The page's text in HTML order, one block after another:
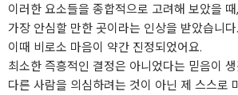
이러한 요소들을 종합적으로 고려해 보았을 때
가장 안심할 만한 곳이라는 인상을 받았습니다.
이때 비로소 마음이 약간 진정되었어요.
최소한 즉흥적인 결정은 아니었다는 믿음이
다른 사람을 의심하려는 것이 아닌 제 스스로